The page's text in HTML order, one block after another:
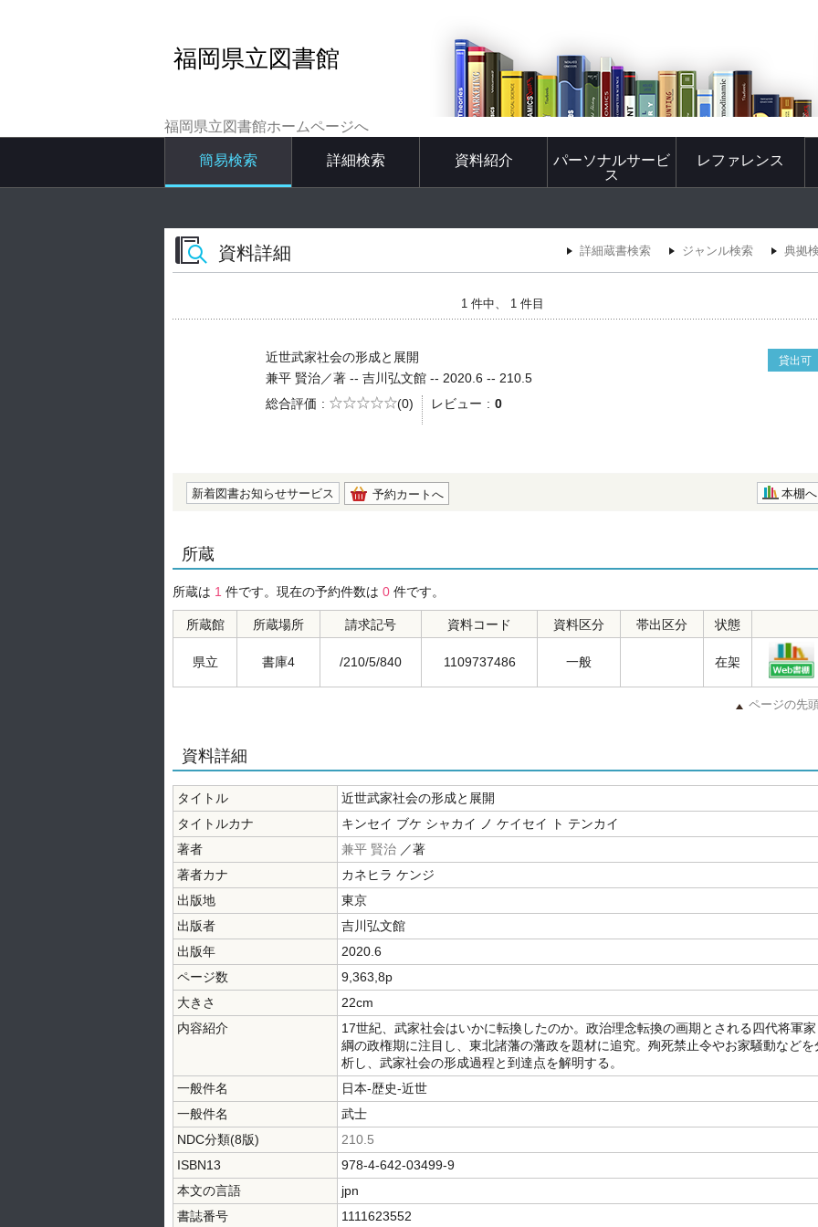
福岡県立図書館
福岡県立図書館ホームページへ
簡易検索 詳細検索 資料紹介
パーソナルサービ
ス
レファレンス
資料詳細 詳細蔵書検索 ジャンル検索 典拠
1 件中、 1 件目
近世武家社会の形成と展開 貸出可
兼平 賢治／著 -- 吉川弘文館 -- 2020.6 -- 210.5
総合評価
5段階評価
(0) レビュー 0
新着図書お知らせサービス 予約カートへ 本棚へ
所蔵
所蔵は 1 件です。現在の予約件数は 0 件です。
所蔵館 所蔵場所 請求記号 資料コード 資料区分 帯出区分 状態
県立 書庫4 /210/5/840 1109737486 一般 在架
ページの先
資料詳細
タイトル
近世武家社会の形成と展開
タイトルカナ
キンセイ ブケ シャカイ ノ ケイセイ ト テンカイ
著者
兼平 賢治 ／著
著者カナ
カネヒラ ケンジ
出版地
東京
出版者
吉川弘文館
出版年
2020.6
ページ数
9,363,8p
大きさ
22cm
内容紹介
17世紀、武家社会はいかに転換したのか。政治理念転換の画期とされる四代将軍家
綱の政権期に注目し、東北諸藩の藩政を題材に追究。殉死禁止令やお家騒動などを
析し、武家社会の形成過程と到達点を解明する。
一般件名
日本-歴史-近世
一般件名
武士
NDC分類(8版)
210.5
ISBN13
978-4-642-03499-9
本文の言語
jpn
書誌番号
1111623552